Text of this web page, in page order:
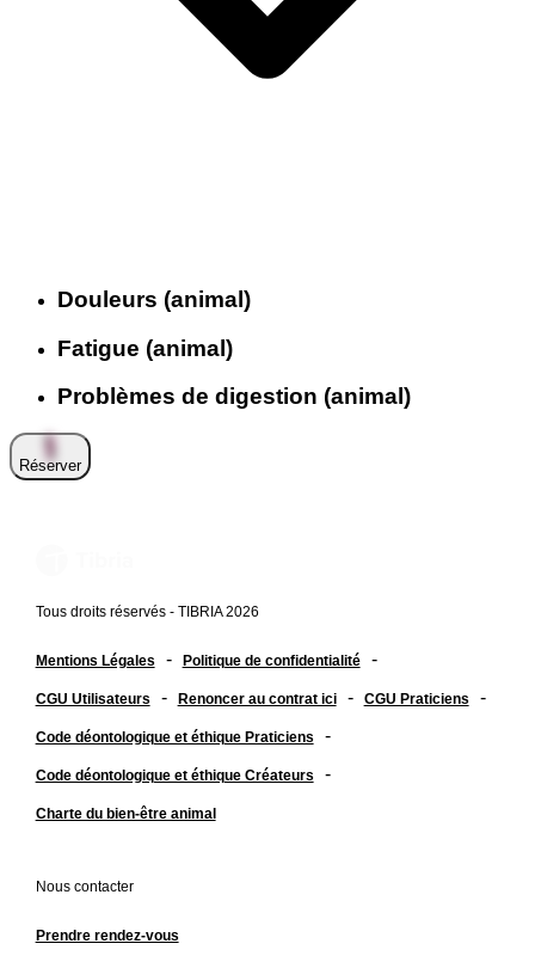
Douleurs (animal)
Fatigue (animal)
Problèmes de digestion (animal)
Réserver
Tous droits réservés - TIBRIA 2026
Mentions Légales - Politique de confidentialité -
CGU Utilisateurs - Renoncer au contrat ici - CGU Praticiens -
Code déontologique et éthique Praticiens -
Code déontologique et éthique Créateurs -
Charte du bien-être animal
Nous contacter
Prendre rendez-vous